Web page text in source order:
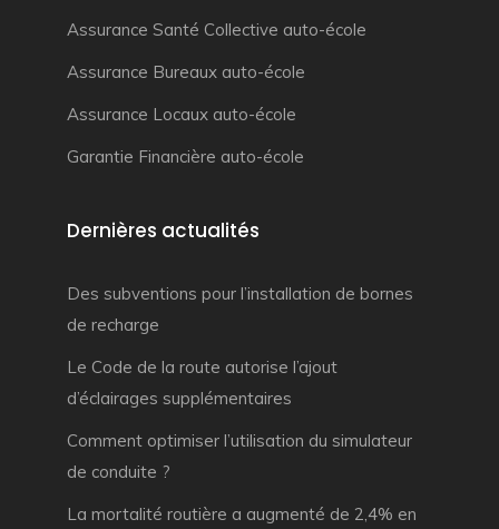
Assurance Santé Collective auto-école
Assurance Bureaux auto-école
Assurance Locaux auto-école
Garantie Financière auto-école
Dernières actualités
Des subventions pour l’installation de bornes
de recharge
Le Code de la route autorise l’ajout
d’éclairages supplémentaires
Comment optimiser l’utilisation du simulateur
de conduite ?
La mortalité routière a augmenté de 2,4% en